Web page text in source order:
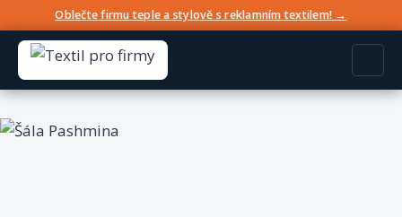
Oblečte firmu teple a stylově s reklamním textilem! →